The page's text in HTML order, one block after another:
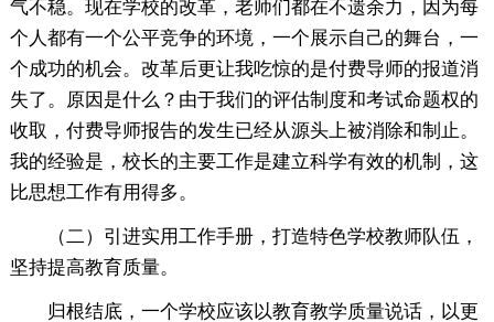
气不稳。现在学校的改革，老师们都在不遗余力，因为每
个人都有一个公平竞争的环境，一个展示自己的舞台，一
个成功的机会。改革后更让我吃惊的是付费导师的报道消
失了。原因是什么？由于我们的评估制度和考试命题权的
收取，付费导师报告的发生已经从源头上被消除和制止。
我的经验是，校长的主要工作是建立科学有效的机制，这
比思想工作有用得多。
（二）引进实用工作手册，打造特色学校教师队伍，
坚持提高教育质量。
归根结底，一个学校应该以教育教学质量说话，以更